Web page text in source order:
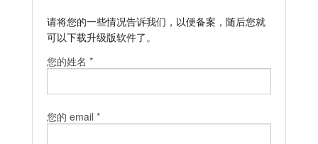
请将您的一些情况告诉我们，以便备案，随后您就
可以下载升级版软件了。
您的姓名 *
您的 email *